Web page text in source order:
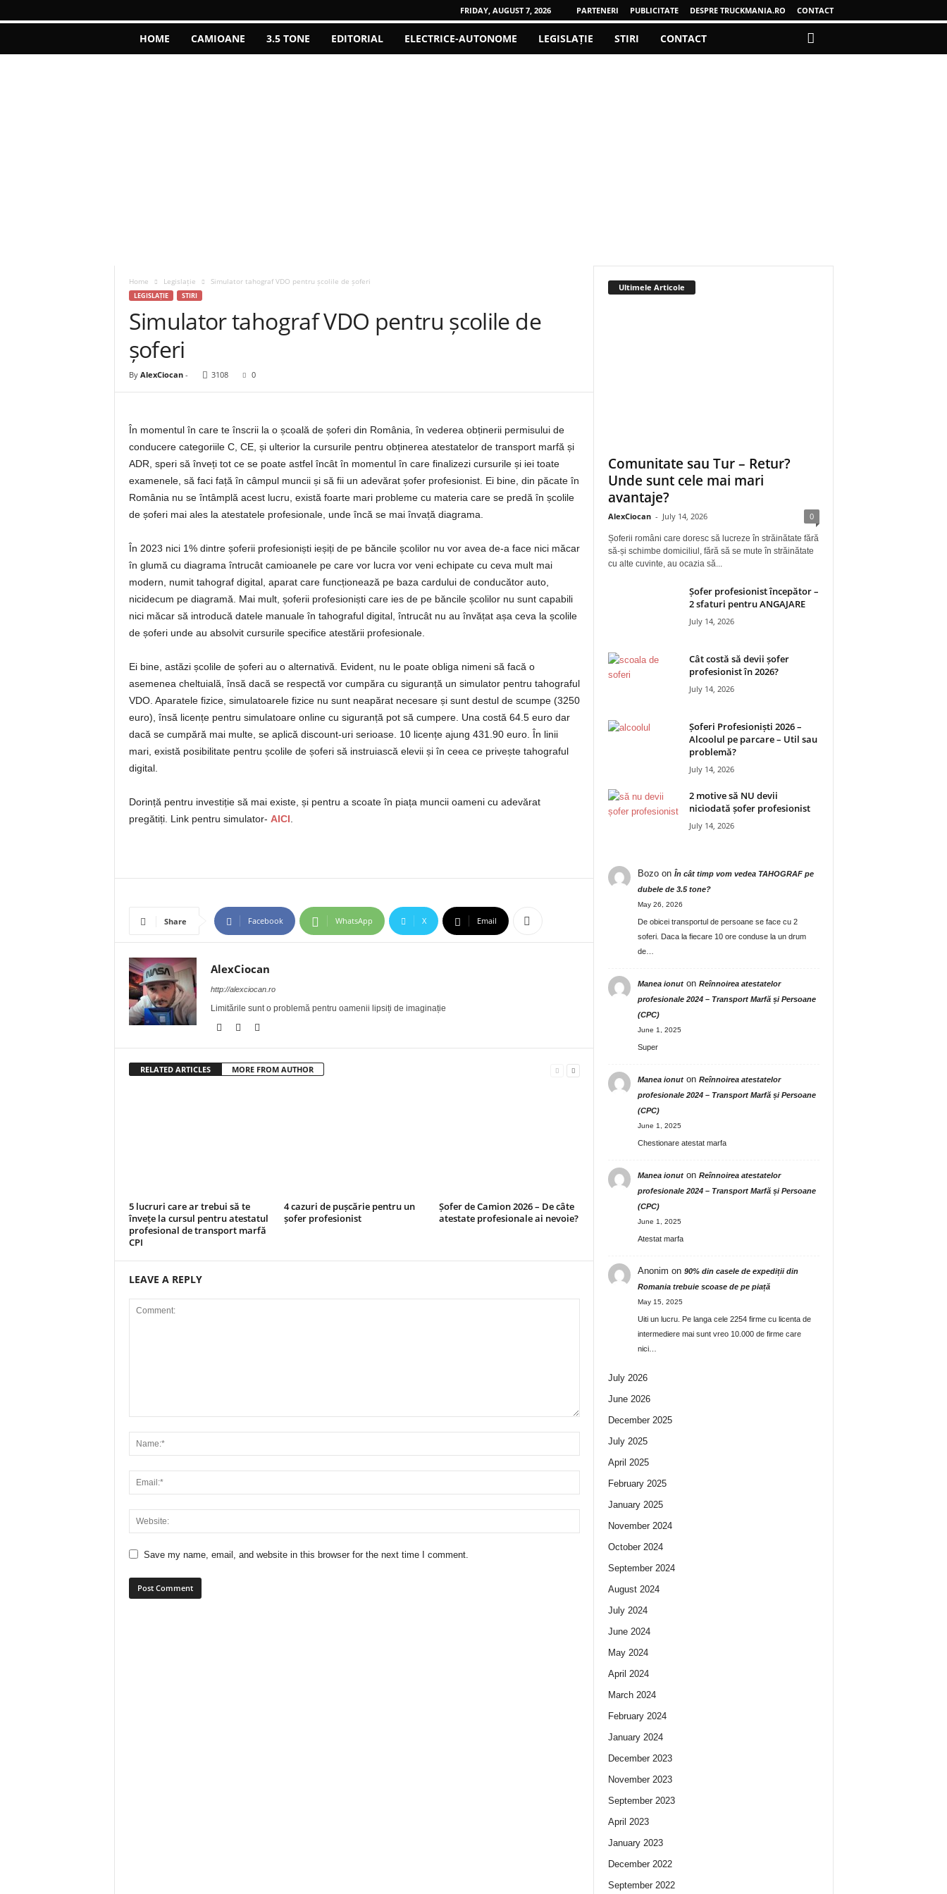
FRIDAY, AUGUST 7, 2026 PARTENERI PUBLICITATE DESPRE TRUCKMANIA.RO CONTACT
HOME CAMIOANE 3.5 TONE EDITORIAL ELECTRICE-AUTONOME LEGISLAȚIE STIRI CONTACT
Home Legislație Simulator tahograf VDO pentru școlile de șoferi
LEGISLAȚIE STIRI
Simulator tahograf VDO pentru școlile de
șoferi
By AlexCiocan- 3108 0
În momentul în care te înscrii la o școală de șoferi din România, în vederea obținerii permisului de
conducere categoriile C, CE, și ulterior la cursurile pentru obținerea atestatelor de transport marfă și
ADR, speri să înveți tot ce se poate astfel încât în momentul în care finalizezi cursurile și iei toate
examenele, să faci față în câmpul muncii și să fii un adevărat șofer profesionist. Ei bine, din păcate în
România nu se întâmplă acest lucru, există foarte mari probleme cu materia care se predă în școlile
de șoferi mai ales la atestatele profesionale, unde încă se mai învață diagrama.
În 2023 nici 1% dintre șoferii profesioniști ieșiți de pe băncile școlilor nu vor avea de-a face nici măcar
în glumă cu diagrama întrucât camioanele pe care vor lucra vor veni echipate cu ceva mult mai
modern, numit tahograf digital, aparat care funcționează pe baza cardului de conducător auto,
nicidecum pe diagramă. Mai mult, șoferii profesioniști care ies de pe băncile școlilor nu sunt capabili
nici măcar să introducă datele manuale în tahograful digital, întrucât nu au învățat așa ceva la școlile
de șoferi unde au absolvit cursurile specifice atestării profesionale.
Ei bine, astăzi școlile de șoferi au o alternativă. Evident, nu le poate obliga nimeni să facă o
asemenea cheltuială, însă dacă se respectă vor cumpăra cu siguranță un simulator pentru tahograful
VDO. Aparatele fizice, simulatoarele fizice nu sunt neapărat necesare și sunt destul de scumpe (3250
euro), însă licențe pentru simulatoare online cu siguranță pot să cumpere. Una costă 64.5 euro dar
dacă se cumpără mai multe, se aplică discount-uri serioase. 10 licențe ajung 431.90 euro. În linii
mari, există posibilitate pentru școlile de șoferi să instruiască elevii și în ceea ce privește tahograful
digital.
Dorință pentru investiție să mai existe, și pentru a scoate în piața muncii oameni cu adevărat
pregătiți. Link pentru simulator- AICI
Share Facebook WhatsApp X Email
AlexCiocan
http://alexciocan.ro
Limitările sunt o problemă pentru oamenii lipsiți de imaginație
RELATED ARTICLES MORE FROM AUTHOR
5 lucruri care ar trebui să te
învețe la cursul pentru atestatul
profesional de transport marfă
CPI
4 cazuri de pușcărie pentru un
șofer profesionist
Șofer de Camion 2026 – De câte
atestate profesionale ai nevoie?
LEAVE A REPLY
Save my name, email, and website in this browser for the next time I comment.
Ultimele Articole
Comunitate sau Tur – Retur?
Unde sunt cele mai mari
avantaje?
AlexCiocan - July 14, 2026 0
Șoferii români care doresc să lucreze în străinătate fără
să-și schimbe domiciliul, fără să se mute în străinătate
cu alte cuvinte, au ocazia să...
Șofer profesionist începător –
2 sfaturi pentru ANGAJARE
July 14, 2026
Cât costă să devii șofer
profesionist în 2026?
July 14, 2026
Șoferi Profesioniști 2026 –
Alcoolul pe parcare – Util sau
problemă?
July 14, 2026
2 motive să NU devii
niciodată șofer profesionist
July 14, 2026
Bozoon În cât timp vom vedea TAHOGRAF pe
dubele de 3.5 tone?
May 26, 2026
De obicei transportul de persoane se face cu 2
soferi. Daca la fiecare 10 ore conduse la un drum
de…
Manea ionuton Reînnoirea atestatelor
profesionale 2024 – Transport Marfă și Persoane
(CPC)
June 1, 2025
Super
Manea ionuton Reînnoirea atestatelor
profesionale 2024 – Transport Marfă și Persoane
(CPC)
June 1, 2025
Chestionare atestat marfa
Manea ionuton Reînnoirea atestatelor
profesionale 2024 – Transport Marfă și Persoane
(CPC)
June 1, 2025
Atestat marfa
Anonim on 90% din casele de expediții din
Romania trebuie scoase de pe piață
May 15, 2025
Uiti un lucru. Pe langa cele 2254 firme cu licenta de
intermediere mai sunt vreo 10.000 de firme care
nici…
July 2026
June 2026
December 2025
July 2025
April 2025
February 2025
January 2025
November 2024
October 2024
September 2024
August 2024
July 2024
June 2024
May 2024
April 2024
March 2024
February 2024
January 2024
December 2023
November 2023
September 2023
April 2023
January 2023
December 2022
September 2022